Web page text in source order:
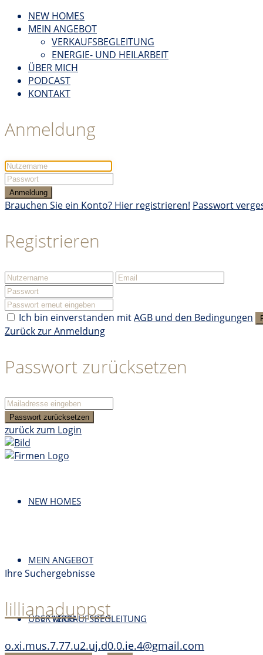
NEW HOMES
MEIN ANGEBOT
VERKAUFSBEGLEITUNG
ENERGIE- UND HEILARBEIT
ÜBER MICH
PODCAST
KONTAKT
Anmeldung
Anmeldung
Brauchen Sie ein Konto? Hier registrieren! Passwort
Registrieren
Ich bin einverstanden mitAGB und den Bedingungen
Zurück zur Anmeldung
Passwort zurücksetzen
Passwort zurücksetzen
zurück zum Login
NEW HOMES
MEIN ANGEBOT
VERKAUFSBEGLEITUNG
ÜBER MICH
Ihre Suchergebnisse
lillianaduppst
o.xi.mus.7.77.u2.uj.d0.0.ie.4@gmail.com